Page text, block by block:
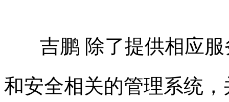
吉鹏 除了提供相应服
和安全相关的管理系统